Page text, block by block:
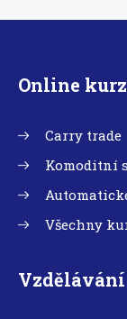
Online
Carry trade
Komoditní
Všechny
Vzdělávání